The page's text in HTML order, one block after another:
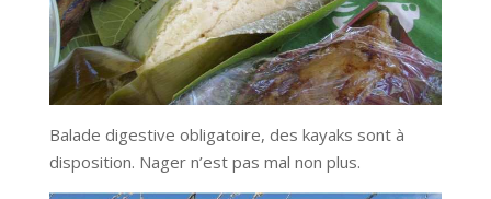
Balade digestive obligatoire, des kayaks sont à
disposition. Nager n’est pas mal non plus.